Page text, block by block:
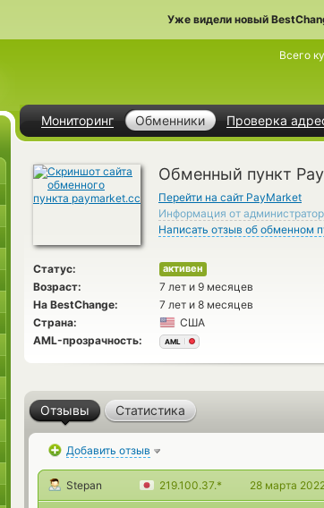
Уже видели новый
Мониторинг Обменники Проверка
Всего
Обменный пункт
Перейти на сайт PayMarket
Информация от
Написать отзыв об обменном
Статус: активен
Возраст: 7 лет и 9 месяцев
На BestChange: 7 лет и 8 месяцев
Страна:
США
AML-прозрачность:
AML
Отзывы Статистика
Добавить отзыв
Stepan 219.100.37.* 28 марта